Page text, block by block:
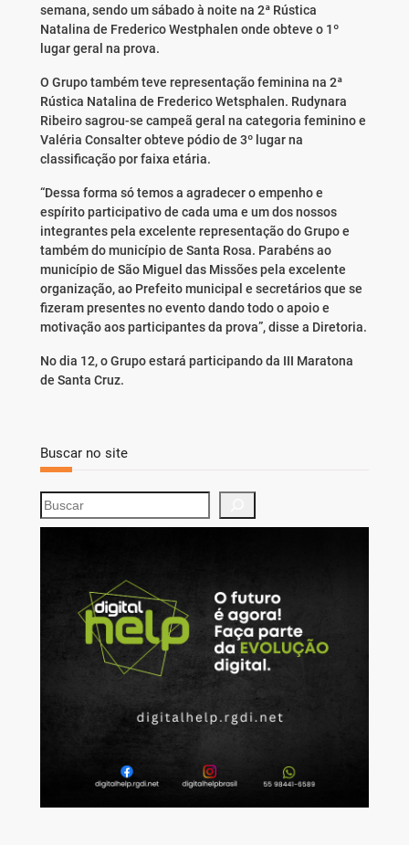
semana, sendo um sábado à noite na 2ª Rústica
Natalina de Frederico Westphalen onde obteve o 1º
lugar geral na prova.
O Grupo também teve representação feminina na 2ª
Rústica Natalina de Frederico Wetsphalen. Rudynara
Ribeiro sagrou-se campeã geral na categoria feminino e
Valéria Consalter obteve pódio de 3º lugar na
classificação por faixa etária.
“Dessa forma só temos a agradecer o empenho e
espírito participativo de cada uma e um dos nossos
integrantes pela excelente representação do Grupo e
também do município de Santa Rosa. Parabéns ao
município de São Miguel das Missões pela excelente
organização, ao Prefeito municipal e secretários que se
fizeram presentes no evento dando todo o apoio e
motivação aos participantes da prova”, disse a Diretoria.
No dia 12, o Grupo estará participando da III Maratona
de Santa Cruz.
Buscar no site
S
e